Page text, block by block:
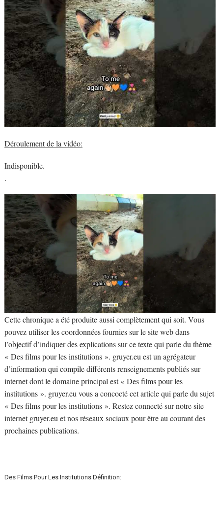
Déroulement de la vidéo:
Indisponible.
.
Cette chronique a été produite aussi complètement qui soit. Vous
pouvez utiliser les coordonnées fournies sur le site web dans
l’objectif d’indiquer des explications sur ce texte qui parle du thème
« Des films pour les institutions ». gruyer.eu est un agrégateur
d’information qui compile différents renseignements publiés sur
internet dont le domaine principal est « Des films pour les
institutions ». gruyer.eu vous a concocté cet article qui parle du sujet
« Des films pour les institutions ». Restez connecté sur notre site
internet gruyer.eu et nos réseaux sociaux pour être au courant des
prochaines publications.
Des Films Pour Les Institutions Définition: